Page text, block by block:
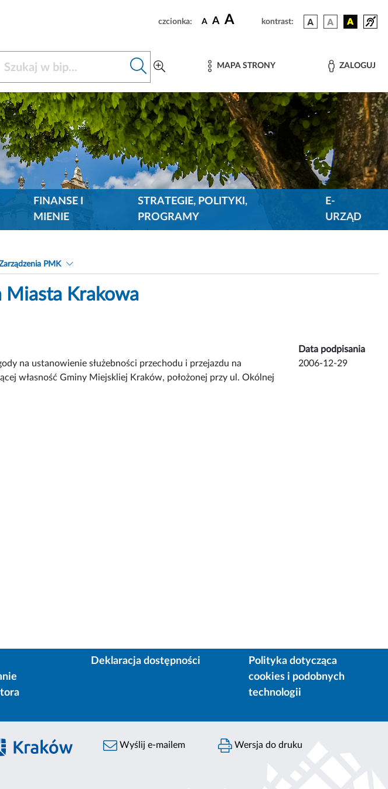
czcionka: A A A kontrast:
MAPA STRONY ZALOGUJ
FINANSE I
MIENIE
STRATEGIE, POLITYKI,
PROGRAMY
E-
URZĄD
PMK
Miasta Krakowa
Data podpisania
na ustanowienie służebności przechodu i przejazdu na
własność Gminy Miejskliej Kraków, położonej przy ul. Okólnej
2006-12-29
Deklaracja dostępności
Polityka dotycząca
cookies i podobnych
technologii
Wyślij e-mailem Wersja do druku